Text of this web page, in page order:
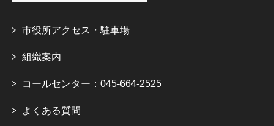
市役所アクセス・駐車場
組織案内
コールセンター：045-664-2525
よくある質問